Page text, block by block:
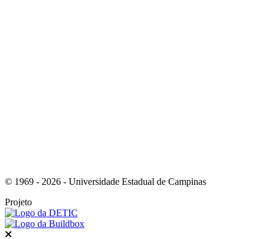
© 1969 - 2026 - Universidade Estadual de Campinas
Projeto